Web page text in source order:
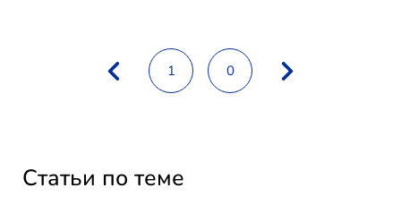
1 0
Статьи по теме